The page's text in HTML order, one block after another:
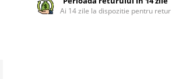
Ai 14 zile la dispozitie pentru retur